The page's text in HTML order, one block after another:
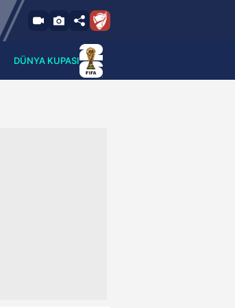
Alagöz Holding Iğdır FK
A Haber Radyo
DÜNYA KUPASI